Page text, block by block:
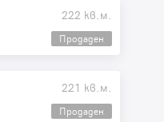
222 кв.м.
Продаден
221 кв.м.
Продаден